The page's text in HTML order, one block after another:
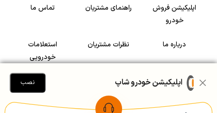
اپلیکیشن فروش
خودرو
راهنمای مشتریان تماس ما
درباره ما نظرات مشتریان
استعلامات
خودرویی
سرمایه گذاری در
رضایت مشتریاناپلیکیشن خودرو شاپ نصب